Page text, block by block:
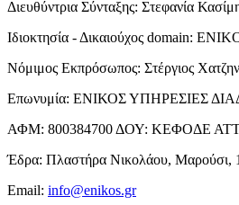
Διευθύντρια Σύνταξης: Στεφανία
Ιδιοκτησία - Δικαιούχος domain:
Νόμιμος Εκπρόσωπος: Στέργιος
Επωνυμία: ΕΝΙΚΟΣ ΥΠΗΡΕΣΙΕΣ
ΑΦΜ: 800384700 ΔΟΥ: ΚΕΦΟΔΕ
Έδρα: Πλαστήρα Νικολάου, Μαρούσι,
Email: info@enikos.gr